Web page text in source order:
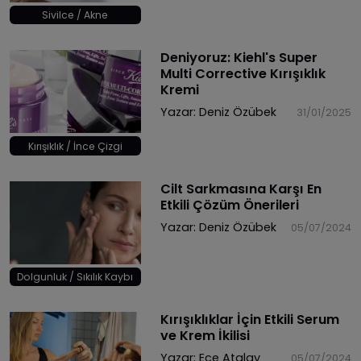
Sivilce / Akne
Kırışıklık / İnce Çizgi
Deniyoruz: Kiehl's Super
Multi Corrective Kırışıklık
Kremi
Yazar: Deniz Özübek 31/01/2025
Dolgunluk / Sıkılık Kaybı
Cilt Sarkmasına Karşı En
Etkili Çözüm Önerileri
Yazar: Deniz Özübek 05/07/2024
Kırışıklıklar İçin Etkili Serum
ve Krem İkilisi